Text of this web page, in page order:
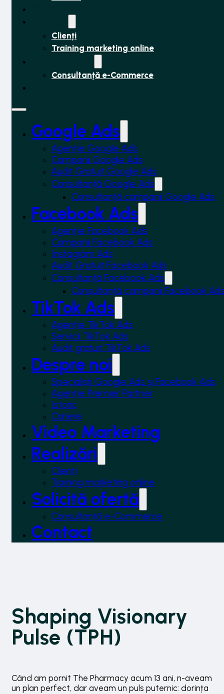
Clienți
Training marketing online
Consultanță e-Commerce
Google Ads
Agenție Google Ads
Campanii Google Ads
Audit Gratuit Google Ads
Consultanță Google Ads
Consultanță campanii Google Ads
Facebook Ads
Agenție Facebook Ads
Campanii Facebook Ads
Instagram Ads
Audit Gratuit Facebook Ads
Consultanță Facebook Ads
Consultanță campanii Facebook
TikTok Ads
Agenție TikTok Ads
Servicii TikTok Ads
Audit gratuit TikTok Ads
Despre noi
Specialiști Google Ads și Facebook Ads
Agenție Premier Partner
Istoric
Cariere
Video Marketing
Realizări
Clienți
Training marketing online
Solicită ofertă
Consultanță e-Commerce
Contact
Shaping Visionary
Pulse (TPH)
Când am pornit The Pharmacy acum 13 ani, n-aveam
un plan perfect, dar aveam un puls puternic: dorința